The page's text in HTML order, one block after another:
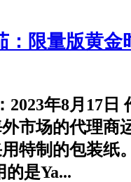
：限量版黄
2023年8月17日
市场的代理商
特制的包装纸
的是Ya...